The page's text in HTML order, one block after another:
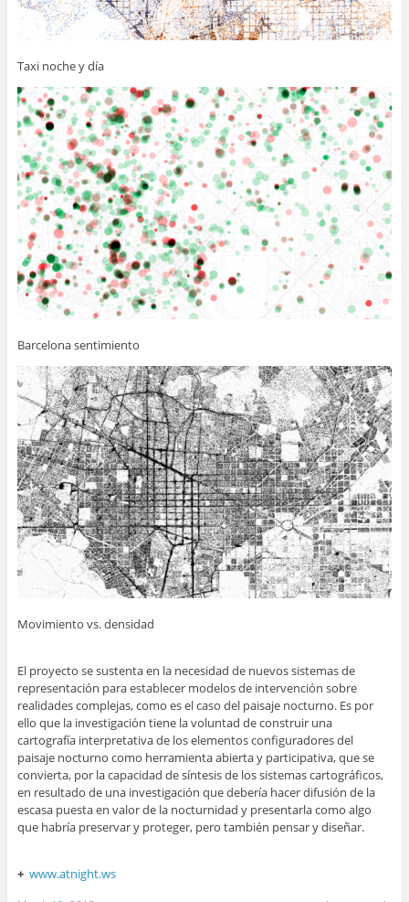
Taxi noche y día
Barcelona sentimiento
Movimiento vs. densidad
El proyecto se sustenta en la necesidad de nuevos sistemas de
representación para establecer modelos de intervención sobre
realidades complejas, como es el caso del paisaje nocturno. Es por
ello que la investigación tiene la voluntad de construir una
cartografía interpretativa de los elementos configuradores del
paisaje nocturno como herramienta abierta y participativa, que se
convierta, por la capacidad de síntesis de los sistemas cartográficos,
en resultado de una investigación que debería hacer difusión de la
escasa puesta en valor de la nocturnidad y presentarla como algo
que habría preservar y proteger, pero también pensar y diseñar.
+ www.atnight.ws